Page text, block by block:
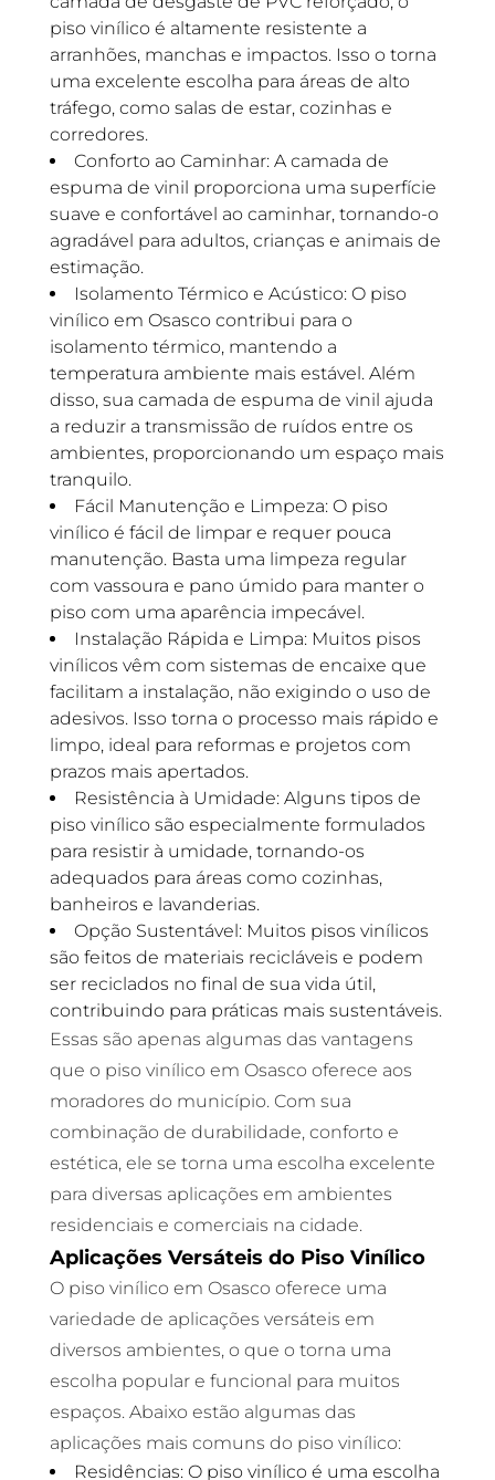
piso vinílico é altamente resistente a
arranhões, manchas e impactos. Isso o torna
uma excelente escolha para áreas de alto
tráfego, como salas de estar, cozinhas e
corredores.
Conforto ao Caminhar: A camada de
espuma de vinil proporciona uma superfície
suave e confortável ao caminhar, tornando-o
agradável para adultos, crianças e animais de
estimação.
Isolamento Térmico e Acústico: O piso
vinílico em Osasco contribui para o
isolamento térmico, mantendo a
temperatura ambiente mais estável. Além
disso, sua camada de espuma de vinil ajuda
a reduzir a transmissão de ruídos entre os
ambientes, proporcionando um espaço mais
tranquilo.
Fácil Manutenção e Limpeza: O piso
vinílico é fácil de limpar e requer pouca
manutenção. Basta uma limpeza regular
com vassoura e pano úmido para manter o
piso com uma aparência impecável.
Instalação Rápida e Limpa: Muitos pisos
vinílicos vêm com sistemas de encaixe que
facilitam a instalação, não exigindo o uso de
adesivos. Isso torna o processo mais rápido e
limpo, ideal para reformas e projetos com
prazos mais apertados.
Resistência à Umidade: Alguns tipos de
piso vinílico são especialmente formulados
para resistir à umidade, tornando-os
adequados para áreas como cozinhas,
banheiros e lavanderias.
Opção Sustentável: Muitos pisos vinílicos
são feitos de materiais recicláveis e podem
ser reciclados no final de sua vida útil,
contribuindo para práticas mais sustentáveis.
Essas são apenas algumas das vantagens
que o piso vinílico em Osasco oferece aos
moradores do município. Com sua
combinação de durabilidade, conforto e
estética, ele se torna uma escolha excelente
para diversas aplicações em ambientes
residenciais e comerciais na cidade.
Aplicações Versáteis do Piso Vinílico
O piso vinílico em Osasco oferece uma
variedade de aplicações versáteis em
diversos ambientes, o que o torna uma
escolha popular e funcional para muitos
espaços. Abaixo estão algumas das
aplicações mais comuns do piso vinílico:
Residências: O piso vinílico é uma escolha